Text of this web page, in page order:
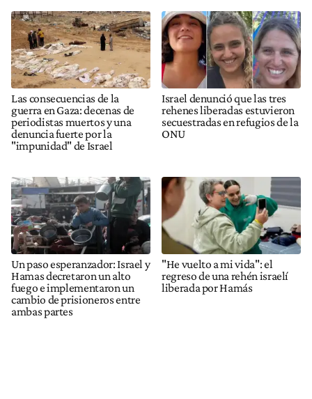
Las consecuencias de la
guerra en Gaza: decenas de
periodistas muertos y una
denuncia fuerte por la
"impunidad" de Israel
Israel denunció que las tres
rehenes liberadas estuvieron
secuestradas en refugios de la
ONU
Un paso esperanzador: Israel y
Hamas decretaron un alto
fuego e implementaron un
cambio de prisioneros entre
ambas partes
"He vuelto a mi vida": el
regreso de una rehén israelí
liberada por Hamás